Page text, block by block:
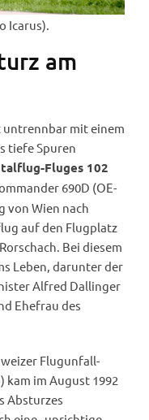
Icarus).
am
untrennbar mit einem
tiefe Spuren
Fluges 102
690D (OE-
von Wien nach
auf den Flugplatz
Bei diesem
Leben, darunter der
Alfred Dallinger
Ehefrau des
Flugunfall-
kam im August 1992
Absturzes